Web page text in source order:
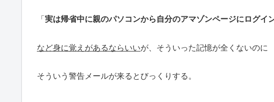
「 実は帰省中に親のパソコンから自分のアマゾンページにログイ
など身に覚えがあるならいいが、そういった記憶が全くないのに
そういう警告メールが来るとびっくりする。